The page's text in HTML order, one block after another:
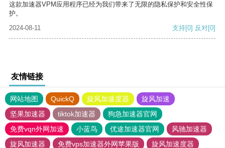
这款加速器VPM应用程序已经为我们带来了无限的隐私保护和安全性保
护。
2024-08-11
支持[0] 反对[0]
友情链接
网站地图 QuickQ 旋风加速度器
旋风加速
坚果加速器
tiktok加速器
狗急加速器官网
免费vqn外网加速
小蓝鸟 优途加速器官网
风驰加速器
旋风加速器
免费vps加速器外网苹果版 旋风加速度器